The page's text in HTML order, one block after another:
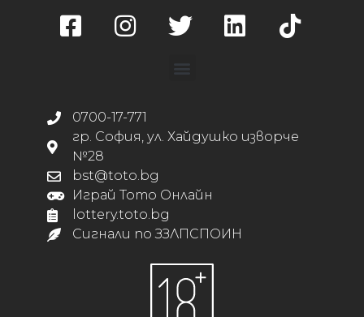
0700-17-771
гр. София, ул. Хайдушко изворче
№28
bst@toto.bg
Играй Тото Онлайн
lottery.toto.bg
Сигнали по ЗЗЛПСПОИН